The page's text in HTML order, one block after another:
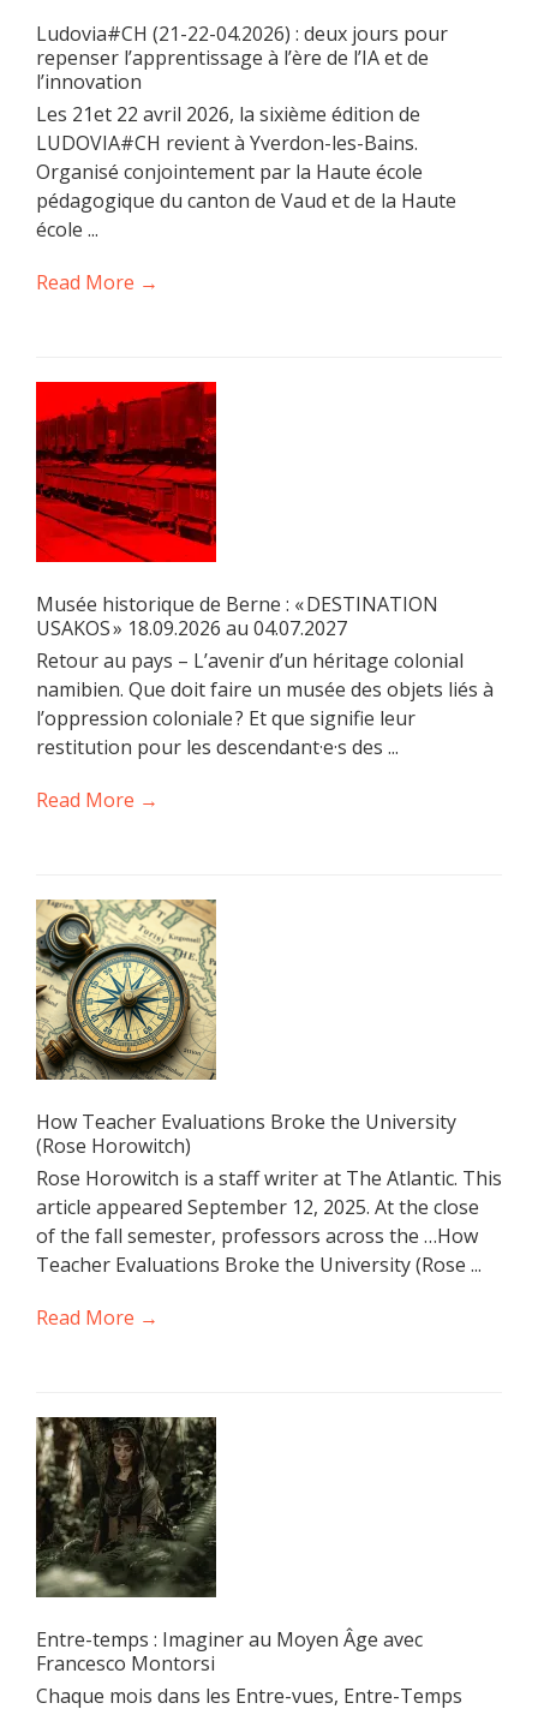
Ludovia#CH (21-22-04.2026) : deux jours pour
repenser l’apprentissage à l’ère de l’IA et de
l’innovation
Les 21et 22 avril 2026, la sixième édition de
LUDOVIA#CH revient à Yverdon-les-Bains.
Organisé conjointement par la Haute école
pédagogique du canton de Vaud et de la Haute
école ...
Read More →
Musée historique de Berne : « DESTINATION
USAKOS » 18.09.2026 au 04.07.2027
Retour au pays – L’avenir d’un héritage colonial
namibien. Que doit faire un musée des objets liés à
l’oppression coloniale ? Et que signifie leur
restitution pour les descendant·e·s des ...
Read More →
How Teacher Evaluations Broke the University
(Rose Horowitch)
Rose Horowitch is a staff writer at The Atlantic. This
article appeared September 12, 2025. At the close
of the fall semester, professors across the …How
Teacher Evaluations Broke the University (Rose ...
Read More →
Entre-temps : Imaginer au Moyen Âge avec
Francesco Montorsi
Chaque mois dans les Entre-vues, Entre-Temps